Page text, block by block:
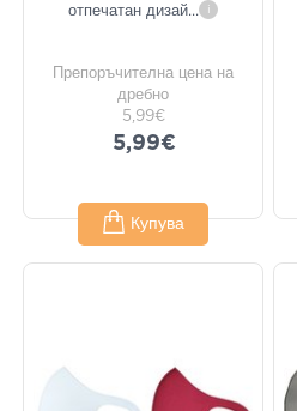
отпечатан дизай... i
Препоръчителна цена на
дребно
5,99€
5,99€
Купува